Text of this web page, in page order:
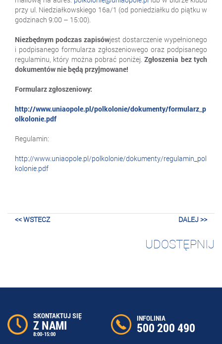
przy ul. Niedziałkowskiego 16a/1 (od poniedziałku do piątku w
godzinach 9:00 – 15:00).
Niezbędnym podczas zapisówjest dostarczenie wypełnionego
i podpisanego formularza zgłoszeniowego oraz podpisanego
regulaminu, który można pobrać poniżej.Zgłoszenia bez tych
dokumentów nie będą przyjmowane!
Formularz zgłoszeniowy:
http://www.uniaopole.pl/polkolonie/dokumenty/formularz_p
olkolonie.pdf
Regulamin:
http://www.uniaopole.pl/polkolonie/dokumenty/regulamin_pol
kolonie.pdf
<< WSTECZ DALEJ >>
UDOSTĘPNIJ
SKONTAKTUJ SIĘ
Z NAMI
8:00-15:00
INFOLINIA
500 200 490